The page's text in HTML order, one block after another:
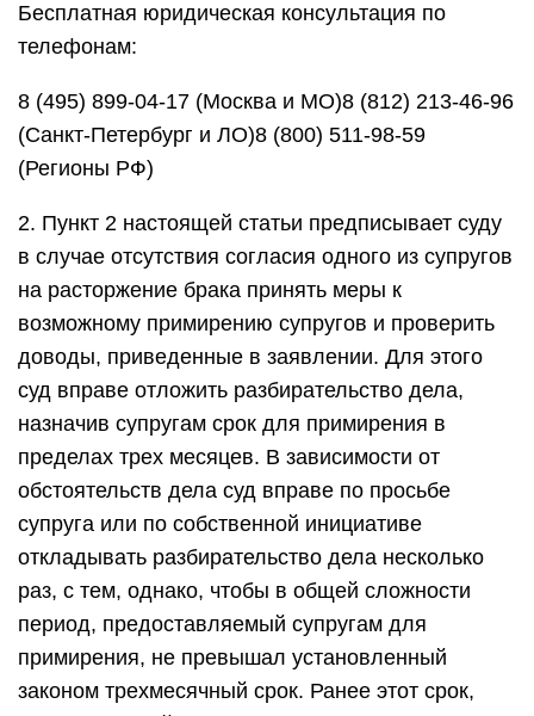
Бесплатная юридическая консультация по
телефонам:
8 (495) 899-04-17 (Москва и МО)8 (812) 213-46-96
(Санкт-Петербург и ЛО)8 (800) 511-98-59
(Регионы РФ)
2. Пункт 2 настоящей статьи предписывает суду
в случае отсутствия согласия одного из супругов
на расторжение брака принять меры к
возможному примирению супругов и проверить
доводы, приведенные в заявлении. Для этого
суд вправе отложить разбирательство дела,
назначив супругам срок для примирения в
пределах трех месяцев. В зависимости от
обстоятельств дела суд вправе по просьбе
супруга или по собственной инициативе
откладывать разбирательство дела несколько
раз, с тем, однако, чтобы в общей сложности
период, предоставляемый супругам для
примирения, не превышал установленный
законом трехмесячный срок. Ранее этот срок,